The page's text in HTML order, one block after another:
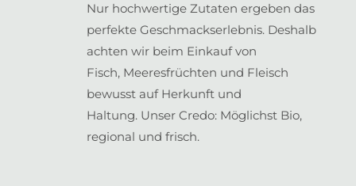
Nur hochwertige Zutaten ergeben das
perfekte Geschmackserlebnis. Deshalb
achten wir beim Einkauf von
Fisch, Meeresfrüchten und Fleisch
bewusst auf Herkunft und
Haltung. Unser Credo: Möglichst Bio,
regional und frisch.